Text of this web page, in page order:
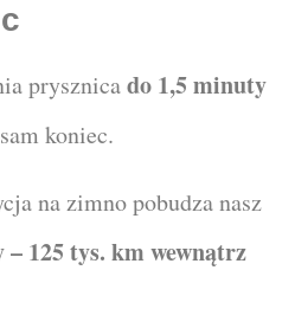
prysznicado 1,5 minuty
koniec.
na zimno pobudza nasz
– 125 tys. km wewnątrz